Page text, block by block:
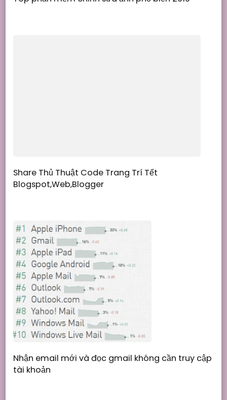
Share Thủ Thuật Code Trang Trí Tết
Blogspot,Web,Blogger
Nhận email mới và đọc gmail không cần truy cập
tài khoản